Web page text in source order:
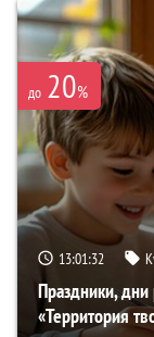
до 20%
13:01:31
Праздники, дни
«Территория